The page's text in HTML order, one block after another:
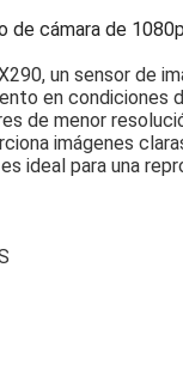
cámara de
un sensor de
en condiciones
de menor
imágenes
ideal para una